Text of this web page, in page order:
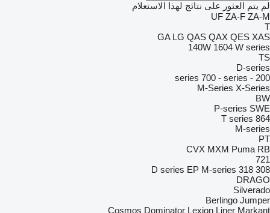
لم يتم العثور على نتائج لهذا الاستعلام
UF ZA-F ZA-M
T
GA LG QAS QAX QES XAS
140W 1604 W series
TS
D-series
200 - series
700 - series
M-Series X-Series
BW
P-series SWE
864
T series
M-series
PT
CVX MXM Puma RB
721
308
318
D series EP M-series
DRAGO
Silverado
Berlingo Jumper
Cosmos Dominator Lexion Liner Markant